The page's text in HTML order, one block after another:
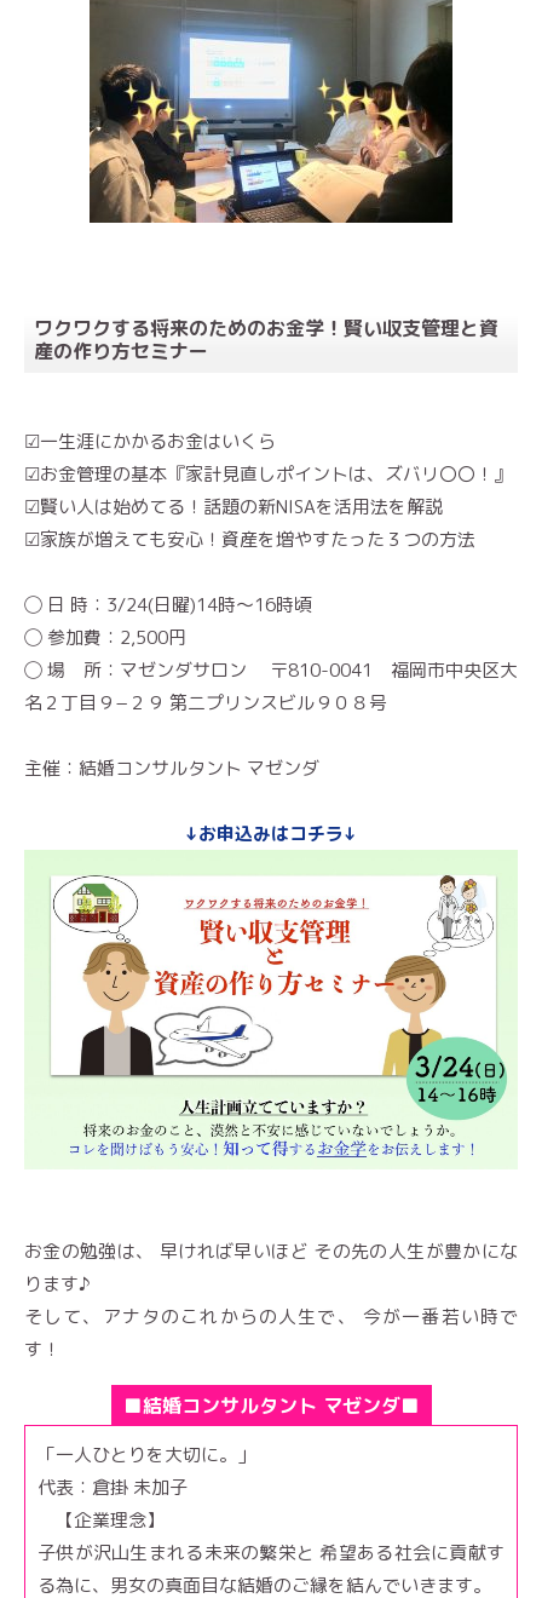
ワクワクする将来のためのお金学！賢い収支管理と資
産の作り方セミナー
☑一生涯にかかるお金はいくら
☑お金管理の基本『家計見直しポイントは、ズバリ〇〇！』
☑賢い人は始めてる！話題の新NISAを活用法を解説
☑家族が増えても安心！資産を増やすたった３つの方法
◯ 日 時：3/24(日曜)14時〜16時頃
◯ 参加費：2,500円
◯ 場 所：マゼンダサロン 〒810-0041 福岡市中央区大
名２丁目９−２９ 第二プリンスビル９０８号
主催：結婚コンサルタント マゼンダ
↓お申込みはコチラ↓
お金の勉強は、 早ければ早いほど その先の人生が豊かにな
ります♪
そして、アナタのこれからの人生で、 今が一番若い時で
す！
■結婚コンサルタント マゼンダ■
「一人ひとりを大切に。」
代表：倉掛 未加子
【企業理念】
子供が沢山生まれる未来の繁栄と 希望ある社会に貢献す
る為に、男女の真面目な結婚のご縁を結んでいきます。